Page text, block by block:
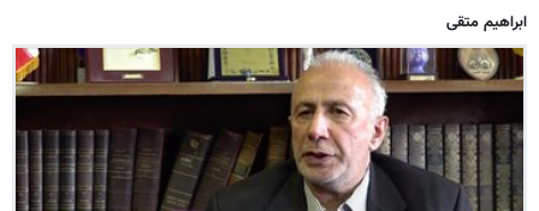
ابراهیم متقی